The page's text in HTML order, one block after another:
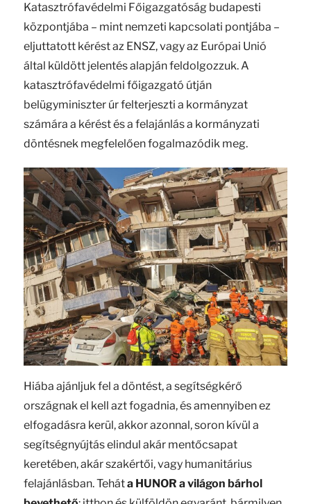
Katasztrófavédelmi Főigazgatóság budapesti
központjába – mint nemzeti kapcsolati pontjába –
eljuttatott kérést az ENSZ, vagy az Európai Unió
által küldött jelentés alapján feldolgozzuk. A
katasztrófavédelmi főigazgató útján
belügyminiszter úr felterjeszti a kormányzat
számára a kérést és a felajánlás a kormányzati
döntésnek megfelelően fogalmazódik meg.
Hiába ajánljuk fel a döntést, a segítségkérő
országnak el kell azt fogadnia, és amennyiben ez
elfogadásra kerül, akkor azonnal, soron kívül a
segítségnyújtás elindul akár mentőcsapat
keretében, akár szakértői, vagy humanitárius
felajánlásban. Teháta HUNOR a világon bárhol